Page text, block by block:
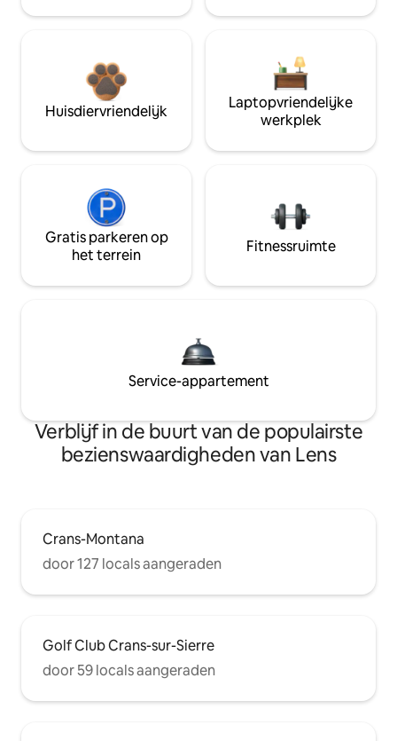
Huisdiervriendelijk
Laptopvriendelijke
werkplek
Gratis parkeren op
het terrein
Fitnessruimte
Service-appartement
Verblijf in de buurt van de populairste
bezienswaardigheden van Lens
Crans-Montana
door 127 locals aangeraden
Golf Club Crans-sur-Sierre
door 59 locals aangeraden